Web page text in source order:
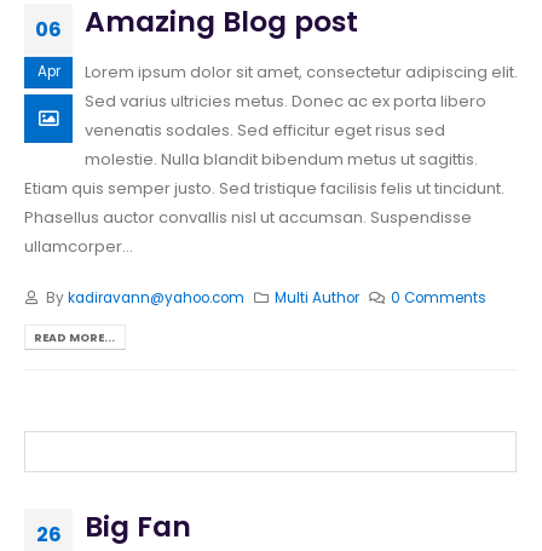
06
Apr
Amazing Blog post
Lorem ipsum dolor sit amet, consectetur adipiscing elit.
Sed varius ultricies metus. Donec ac ex porta libero
venenatis sodales. Sed efficitur eget risus sed
molestie. Nulla blandit bibendum metus ut sagittis.
Etiam quis semper justo. Sed tristique facilisis felis ut tincidunt.
Phasellus auctor convallis nisl ut accumsan. Suspendisse
ullamcorper...
Bykadiravann@yahoo.com Multi Author 0 Comments
READ MORE...
26 Big Fan